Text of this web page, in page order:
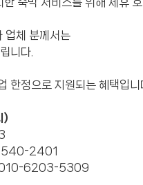
업체 분께서는
니다.
정으로 지원되는 혜택입니
)
540-2401
/ 010-6203-5309